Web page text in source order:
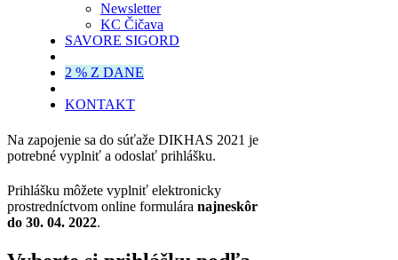
Newsletter
KC Čičava
SAVORE SIGORD
2 % Z DANE
KONTAKT
Na zapojenie sa do súťaže DIKHAS 2021 je
potrebné vyplniť a odoslať prihlášku.
Prihlášku môžete vyplniť elektronicky
prostredníctvom online formulára najneskôr
do 30. 04. 2022.